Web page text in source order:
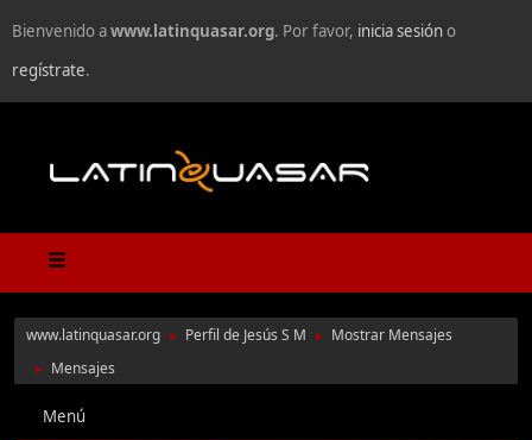
Bienvenido awww.latinquasar.org. Por favor, inicia sesióno
regístrate.
www.latinquasar.org ► Perfil de Jesús S M ► Mostrar Mensajes
► Mensajes
Menú